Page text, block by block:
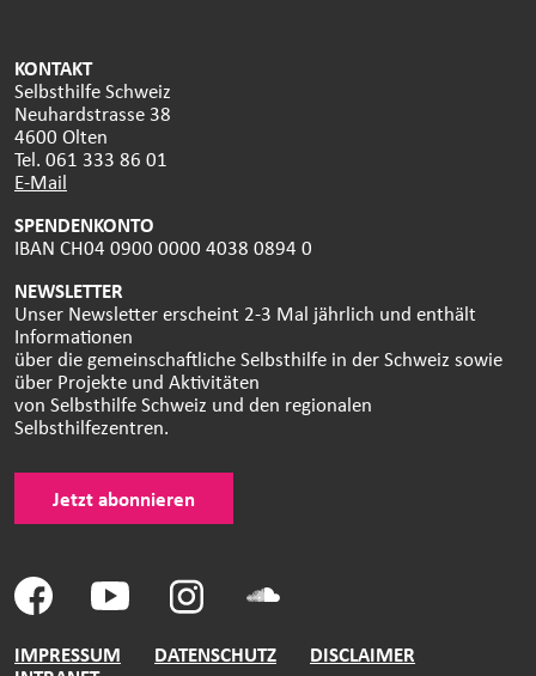
KONTAKT
Selbsthilfe Schweiz
Neuhardstrasse 38
4600 Olten
Tel. 061 333 86 01
E-Mail
SPENDENKONTO
IBAN CH04 0900 0000 4038 0894 0
NEWSLETTER
Unser Newsletter erscheint 2-3 Mal jährlich und enthält
Informationen
über die gemeinschaftliche Selbsthilfe in der Schweiz sowie
über Projekte und Aktivitäten
von Selbsthilfe Schweiz und den regionalen
Selbsthilfezentren.
Jetzt abonnieren
IMPRESSUM DATENSCHUTZ
DISCLAIMER